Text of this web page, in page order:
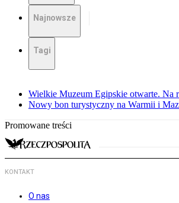
Najnowsze
Tagi
Wielkie Muzeum Egipskie otwarte. Na
Nowy bon turystyczny na Warmii i
Promowane treści
KONTAKT
O nas